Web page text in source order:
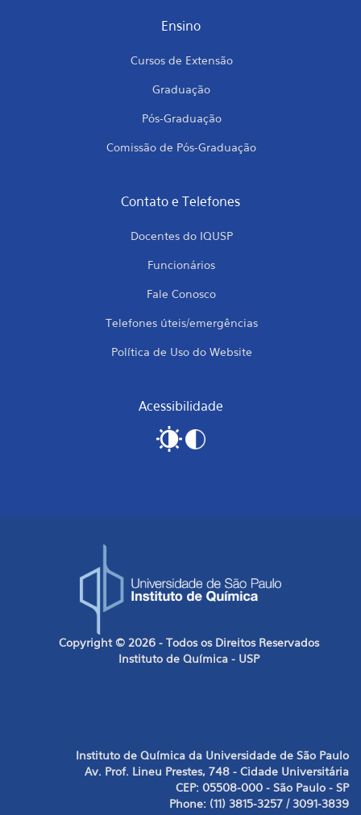
Ensino
Cursos de Extensão
Graduação
Pós-Graduação
Comissão de Pós-Graduação
Contato e Telefones
Docentes do IQUSP
Funcionários
Fale Conosco
Telefones úteis/emergências
Política de Uso do Website
Acessibilidade
Copyright © 2026 - Todos os Direitos Reservados
Instituto de Química - USP
Instituto de Química da Universidade de São Paulo
Av. Prof. Lineu Prestes, 748 - Cidade Universitária
CEP: 05508-000 - São Paulo - SP
Phone: (11) 3815-3257 / 3091-3839